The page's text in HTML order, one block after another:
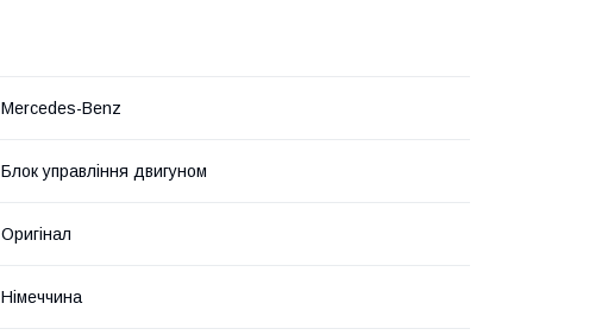
Mercedes-Benz
Блок управління двигуном
Оригінал
Німеччина